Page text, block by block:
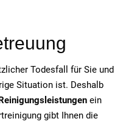
Todesfall für Sie und
Situation ist. Deshalb
ein
gibt Ihnen die